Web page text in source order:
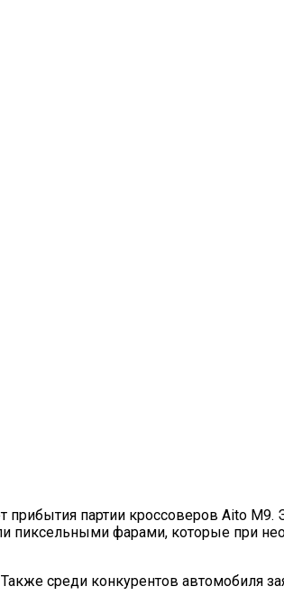
прибытия партии кроссоверов Aito
пиксельными фарами, которые при
среди конкурентов автомобиля